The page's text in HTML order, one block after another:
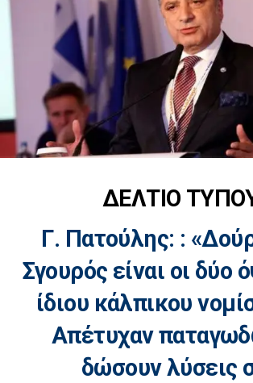
ΔΕΛΤΙΟ
Γ. Πατούλης: :
Σγουρός είναι οι δύο
ίδιου κάλπικου
Απέτυχαν
δώσουν λύσεις